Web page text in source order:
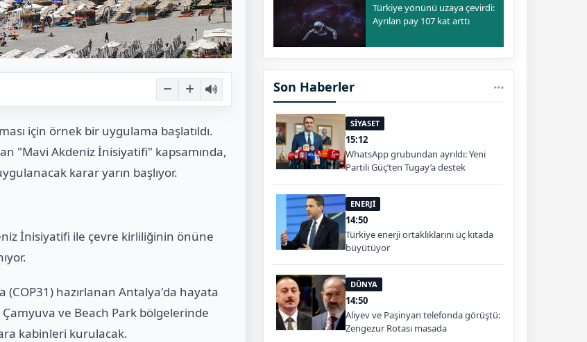
için örnek bir uygulama başlatıldı.
"Mavi Akdeniz İnisiyatifi" kapsamında,
karar yarın başlıyor.
İnisiyatifi ile çevre kirliliğinin önüne
(COP31) hazırlanan Antalya'da hayata
ve Beach Park bölgelerinde
kabinleri kurulacak.
Türkiye yönünü uzaya çevirdi:
Ayrılan pay 107 kat arttı
Son Haberler
SİYASET
15:12
WhatsApp grubundan ayrıldı: Yeni
Partili Güç’ten Tugay’a destek
ENERJİ
14:50
Türkiye enerji ortaklıklarını üç kıtada
büyütüyor
DÜNYA
14:50
Aliyev ve Paşinyan telefonda görüştü:
Zengezur Rotası masada